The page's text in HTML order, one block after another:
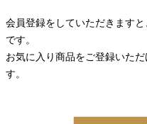
会員登録をしていただきます
です。
お気に入り商品をご登録いた
す。